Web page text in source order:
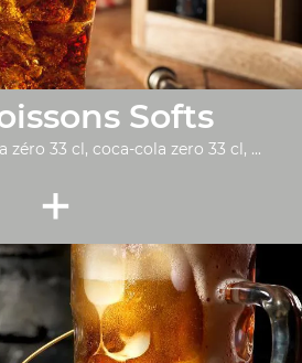
Softs
zéro 33 cl, coca-cola zero 33 cl, ...
+